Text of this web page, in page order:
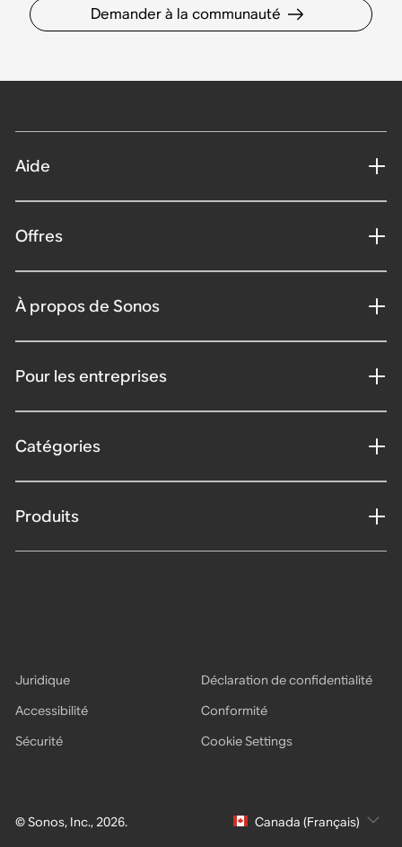
Demander à la communauté
Aide
Offres
À propos de Sonos
Pour les entreprises
Catégories
Produits
© Sonos, Inc., 2026.
Juridique
Déclaration de confidentialité
Accessibilité
Conformité
Sécurité
Cookie Settings
Canada (Français)